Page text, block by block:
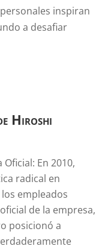
inspiran
a desafiar
Hiroshi
En 2010,
radical en
empleados
de la empresa,
posicionó a